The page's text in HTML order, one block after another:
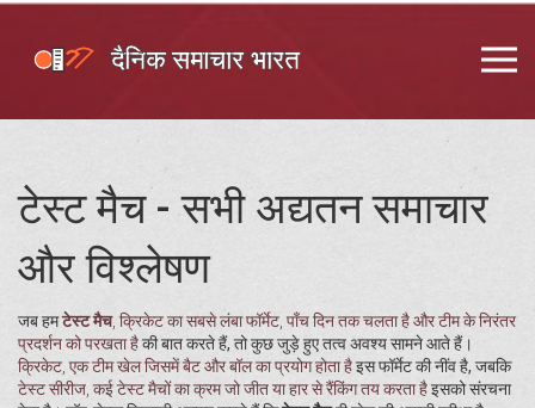
टेस्ट मैच - सभी अद्यतन समाचार
और विश्लेषण
जब हमटेस्ट मैच, क्रिकेट का सबसे लंबा फॉर्मेट, पाँच दिन तक चलता है और टीम के निरंतर
प्रदर्शन को परखता हैकी बात करते हैं, तो कुछ जुड़े हुए तत्व अवश्य सामने आते हैं।
क्रिकेट एक टीम खेल जिसमें बैट और बॉल का प्रयोग होता हैइस फॉर्मेट की नींव है, जबकि
टेस्ट सीरीज कई टेस्ट मैचों का क्रम जो जीत या हार से रैंकिंग तय करता हैइसको संरचना